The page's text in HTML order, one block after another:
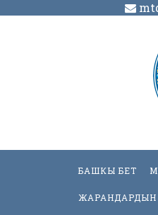
БАШКЫ БЕТ
ЖАРАНДАРДЫН